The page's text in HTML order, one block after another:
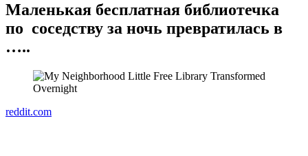
Маленькая бесплатная библиотечка
по соседству за ночь превратилась в
…..
reddit.com